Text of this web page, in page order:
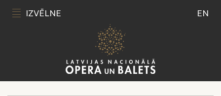
IZVĒLNE EN